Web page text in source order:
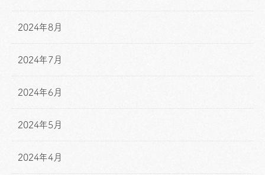
2024年8月
2024年7月
2024年6月
2024年5月
2024年4月